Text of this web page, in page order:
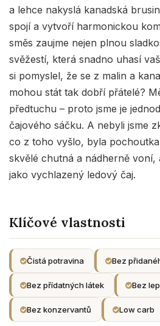
a lehce nakyslá kanadská
spojí a vytvoří harmonickou
směs zaujme nejen plnou
svěžestí, která snadno uhasí
si pomyslel, že se z malin a
mohou stát tak dobří přátelé?
předtuchu – proto jsme je
čajového sáčku. A nebyli jsme
co z toho vyšlo, byla
skvělé chutná a nádherně voní,
jako vychlazený ledový čaj.
Klíčové vlastnosti
Čistá potravina Bez
Bez přídatných látek Bez
Bez konzervantů Low carb